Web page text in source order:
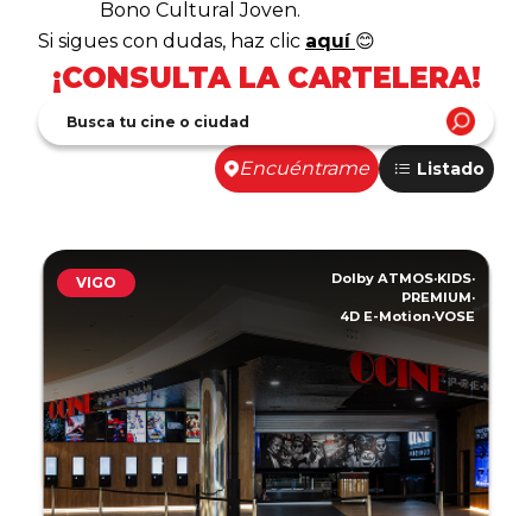
Bono Cultural Joven.
Si sigues con dudas, haz clic aquí 😊
¡CONSULTA LA CARTELERA!
Encuéntrame Listado
VIGO Dolby ATMOS·KIDS·
PREMIUM·
4D E-Motion·VOSE